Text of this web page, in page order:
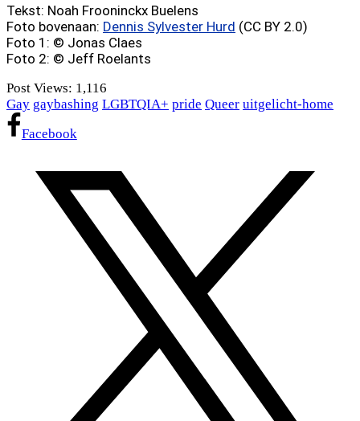
Tekst: Noah Frooninckx Buelens
Foto bovenaan: Dennis Sylvester Hurd (CC BY 2.0)
Foto 1: © Jonas Claes
Foto 2: © Jeff Roelants
Post Views: 1,116
Gay gaybashing LGBTQIA+ pride Queer uitgelicht-home
Facebook